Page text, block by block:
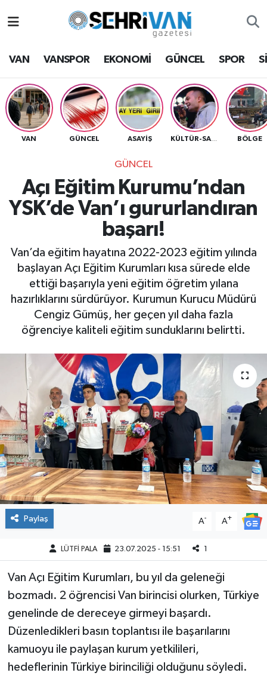
VAN VANSPOR EKONOMİ GÜNCEL SPOR
VAN GÜNCEL ASAYİŞ BÖLGE
GÜNCEL
Açı Eğitim Kurumu’ndan
YSK’de Van’ı gururlandıran
başarı!
Van’da eğitim hayatına 2022-2023 eğitim yılında
başlayan Açı Eğitim Kurumları kısa sürede elde
ettiği başarıyla yeni eğitim öğretim yılana
hazırlıklarını sürdürüyor. Kurumun Kurucu Müdürü
Cengiz Gümüş, her geçen yıl daha fazla
öğrenciye kaliteli eğitim sunduklarını belirtti.
Paylaş A- A+
LÜTFİ PALA 23.07.2025 - 15:51
Van Açı Eğitim Kurumları, bu yıl da geleneği
bozmadı. 2 öğrencisi Van birincisi olurken, Türkiye
genelinde de dereceye girmeyi başardı.
Düzenledikleri basın toplantısı ile başarılarını
kamuoyu ile paylaşan kurum yetkilileri,
hedeflerinin Türkiye birinciliği olduğunu söyledi.
Van Hava Durumu
VAN Namaz Vakitleri
Van Trafik Yoğunluk Haritası
Süper Lig Puan Durumu ve Fikstür
Tüm Manşetler
Son Dakika Haberleri
Haber Arşivi